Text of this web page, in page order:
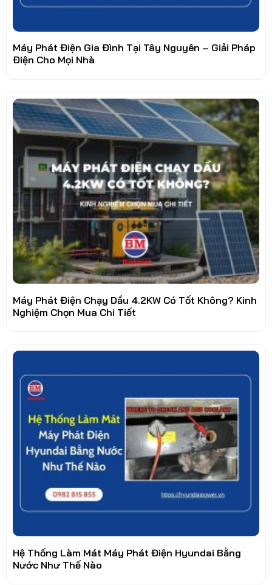
Máy Phát Điện Gia Đình Tại Tây Nguyên – Giải Pháp
Điện Cho Mọi Nhà
Máy Phát Điện Chạy Dầu 4.2KW Có Tốt Không? Kinh
Nghiệm Chọn Mua Chi Tiết
Hệ Thống Làm Mát Máy Phát Điện Hyundai Bằng
Nước Như Thế Nào